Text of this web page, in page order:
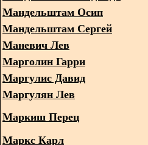
Мандельштам Осип
Мандельштам Сергей
Маневич Лев
Марголин Гарри
Маргулис Давид
Маргулян Лев
Маркиш Перец
Маркс Карл